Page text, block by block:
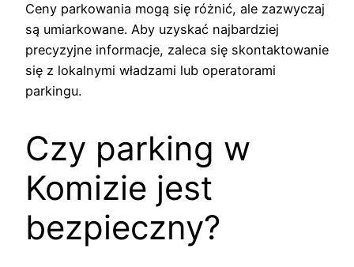
Ceny parkowania mogą się różnić, ale zazwyczaj
są umiarkowane. Aby uzyskać najbardziej
precyzyjne informacje, zaleca się skontaktowanie
się z lokalnymi władzami lub operatorami
parkingu.
Czy parking w
Komizie jest
bezpieczny?